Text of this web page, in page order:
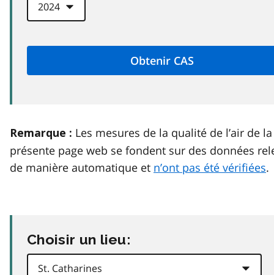
Remarque : Les mesures de la qualité de l’air de la
présente page web se fondent sur des données
de manière automatique et n’ont pas été vérifiées.
Choisir un lieu: